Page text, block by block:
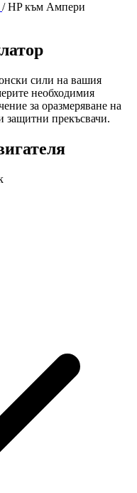
/HP към Ампери
сили на вашия
необходимия
за оразмеряване на
защитни прекъсвачи.